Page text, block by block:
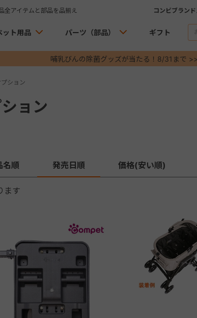
全アイテムと部品を品揃え コンビブラン
ット用品 パーツ（部品） ギフト
哺乳びんの除菌グッズが当たる！8/31まで >>
プション
ョン
名順 発売日順 価格(安い順)
ます